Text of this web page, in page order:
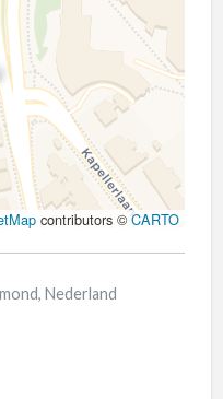
contributors ©CARTO
Nederland